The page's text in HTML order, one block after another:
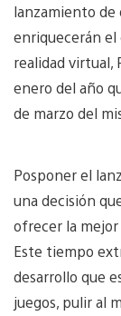
lanzamiento de
enriquecerán
realidad virtual,
enero del año
de marzo del
Posponer el
una decisión
ofrecer la mejor
Este tiempo
desarrollo que
juegos, pulir al